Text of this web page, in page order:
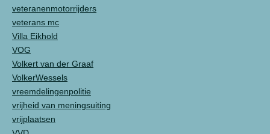
veteranenmotorrijders
veterans mc
Villa Eikhold
VOG
Volkert van der Graaf
VolkerWessels
vreemdelingenpolitie
vrijheid van meningsuiting
vrijplaatsen